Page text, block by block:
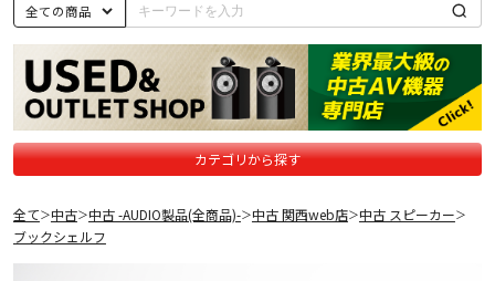
全ての商品
カテゴリから探す
全て＞中古＞中古 -AUDIO製品(全商品)-＞中古 関西web店＞中古 スピーカー＞
ブックシェルフ